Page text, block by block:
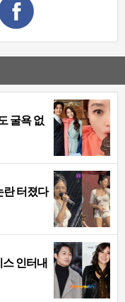
굴욕 없
란 터졌다
스 인터내